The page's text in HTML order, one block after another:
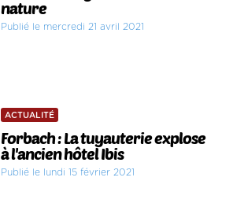
nature
Publié le mercredi 21 avril 2021
ACTUALITÉ
Forbach : La tuyauterie explose
à l'ancien hôtel Ibis
Publié le lundi 15 février 2021